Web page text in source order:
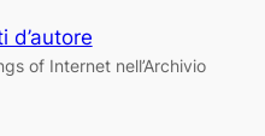
d’autore
of Internet nell’Archivio